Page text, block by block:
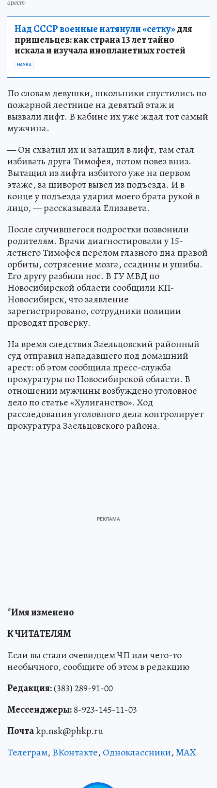
арест
Над СССР военные натянули «сетку»для
пришельцев: как страна 13 лет тайно
искала и изучала инопланетных гостей
НАУКА
По словам девушки, школьники спустились по
пожарной лестнице на девятый этаж и
вызвали лифт. В кабине их уже ждал тот самый
мужчина.
— Он схватил их и затащил в лифт, там стал
избивать друга Тимофея, потом повез вниз.
Вытащил из лифта избитого уже на первом
этаже, за шиворот вывел из подъезда. И в
конце у подъезда ударил моего брата рукой в
лицо, — рассказывала Елизавета.
После случившегося подростки позвонили
родителям. Врачи диагностировали у 15-
летнего Тимофея перелом глазного дна правой
орбиты, сотрясение мозга, ссадины и ушибы.
Его другу разбили нос. В ГУ МВД по
Новосибирской области сообщили КП-
Новосибирск, что заявление
зарегистрировано, сотрудники полиции
проводят проверку.
На время следствия Заельцовский районный
суд отправил нападавшего под домашний
арест: об этом сообщила пресс-служба
прокуратуры по Новосибирской области. В
отношении мужчины возбуждено уголовное
дело по статье «Хулиганство». Ход
расследования уголовного дела контролирует
прокуратура Заельцовского района.
*Имя изменено
К ЧИТАТЕЛЯМ
Если вы стали очевидцем ЧП или чего-то
необычного, сообщите об этом в редакцию
Редакция:(383) 289-91-00
Мессенджеры:8-923-145-11-03
Почтаkp.nsk@phkp.ru
Телеграм, ВКонтакте, Одноклассники,MAX